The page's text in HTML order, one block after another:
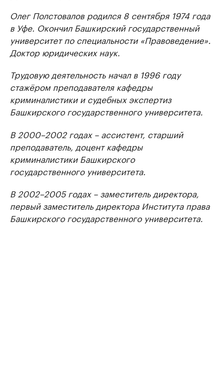
Олег Полстовалов родился 8 сентября 1974 года
в Уфе. Окончил Башкирский государственный
университет по специальности «Правоведение».
Доктор юридических наук.
Трудовую деятельность начал в 1996 году
стажёром преподавателя кафедры
криминалистики и судебных экспертиз
Башкирского государственного университета.
В 2000–2002 годах – ассистент, старший
преподаватель, доцент кафедры
криминалистики Башкирского
государственного университета.
В 2002–2005 годах – заместитель директора,
первый заместитель директора Института права
Башкирского государственного университета.